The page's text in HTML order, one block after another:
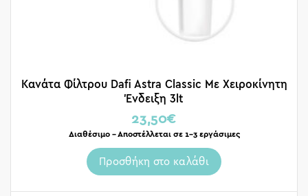
Κανάτα Φίλτρου Dafi Astra Classic Με Χειροκίνητη
Ένδειξη 3lt
23,50€
Διαθέσιμο – Αποστέλλεται σε 1-3 εργάσιμες
Προσθήκη στο καλάθι